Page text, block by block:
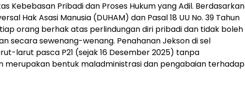
Kebebasan Pribadi dan Proses Hukum yang Adil. Berdasarkan
Hak Asasi Manusia (DUHAM) dan Pasal 18 UU No. 39 Tahun
orang berhak atas perlindungan diri pribadi dan tidak boleh
secara sewenang-wenang. Penahanan Jekson di sel
larut pasca P21 (sejak 16 Desember 2025) tanpa
merupakan bentuk maladministrasi dan pengabaian terhadap